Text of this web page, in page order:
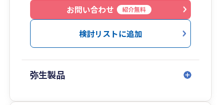
お問い合わせ
紹介無料
検討リストに追加
弥生製品